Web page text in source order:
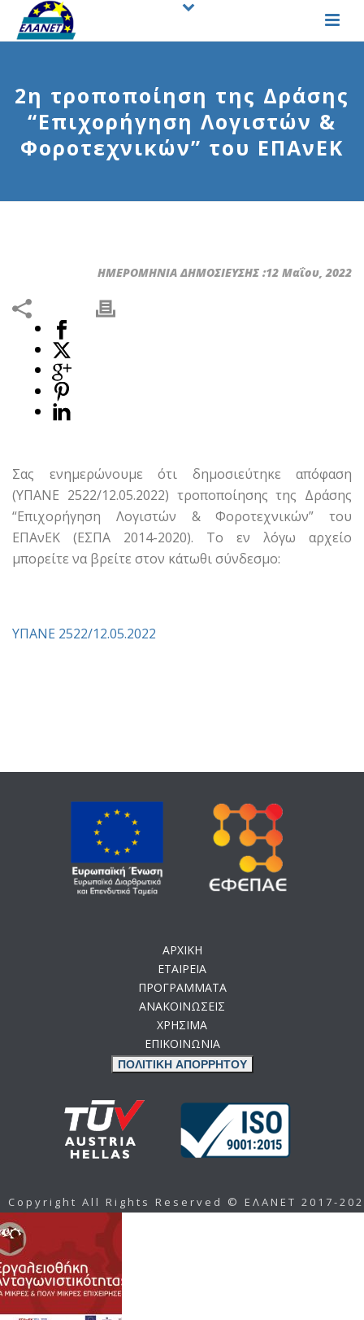
2η τροποποίηση της Δράσης
“Επιχορήγηση Λογιστών &
Φοροτεχνικών” του ΕΠΑνΕΚ
ΗΜΕΡΟΜΗΝΙΑ ΔΗΜΟΣΙΕΥΣΗΣ :12 Μαΐου, 2022
Σας ενημερώνουμε ότι δημοσιεύτηκε απόφαση
(ΥΠΑΝΕ 2522/12.05.2022) τροποποίησης της Δράσης
“Επιχορήγηση Λογιστών & Φοροτεχνικών” του
ΕΠΑνΕΚ (ΕΣΠΑ 2014-2020). Το εν λόγω αρχείο
μπορείτε να βρείτε στον κάτωθι σύνδεσμο:
ΥΠΑΝΕ 2522/12.05.2022
ΑΡΧΙΚΗ
ΕΤΑΙΡΕΙΑ
ΠΡΟΓΡΑΜΜΑΤΑ
ΑΝΑΚΟΙΝΩΣΕΙΣ
ΧΡΗΣΙΜΑ
ΕΠΙΚΟΙΝΩΝΙΑ
ΠΟΛΙΤΙΚΗ ΑΠΟΡΡΗΤΟΥ
Copyright All Rights Reserved © ΕΛΑΝΕΤ 2017-